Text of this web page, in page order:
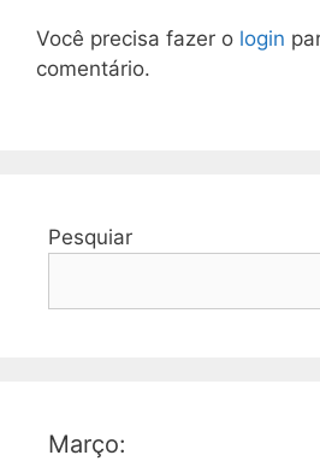
Você precisa fazer o login
comentário.
Pesquiar
Março: